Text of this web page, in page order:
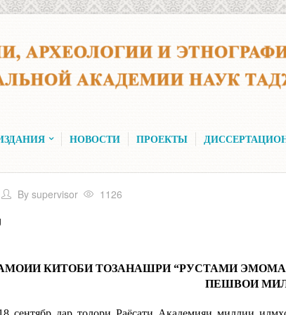
НОВОСТИ ПРОЕКТЫ
By supervisor
1126
КИТОБИ ТОЗАНАШРИ “РУСТАМИ
ПЕШВОИ